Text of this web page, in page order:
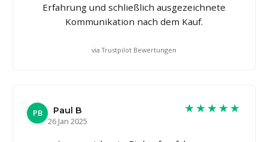
Erfahrung und schließlich ausgezeichnete
Kommunikation nach dem Kauf.
via Trustpilot Bewertungen
PB
Paul B
26 Jan 2025
★★★★★